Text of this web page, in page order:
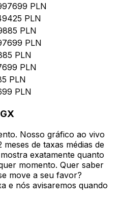
PLN
PLN
PLN
PLN
PLN
PLN
PLN
PLN
Nosso gráfico ao vivo
de taxas médias de
exatamente quanto
momento. Quer saber
move a seu favor?
e nós avisaremos quando